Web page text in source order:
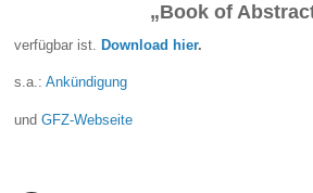
„Book of
verfügbar ist.Download hier.
s.a.:Ankündigung
undGFZ-Webseite